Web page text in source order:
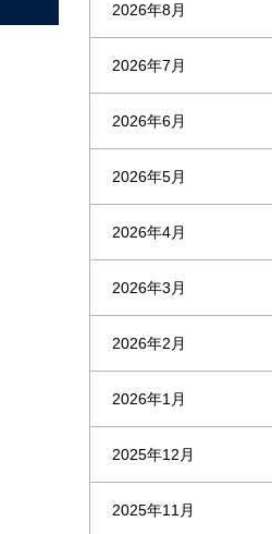
2026年8月
2026年7月
2026年6月
2026年5月
2026年4月
2026年3月
2026年2月
2026年1月
2025年12月
2025年11月